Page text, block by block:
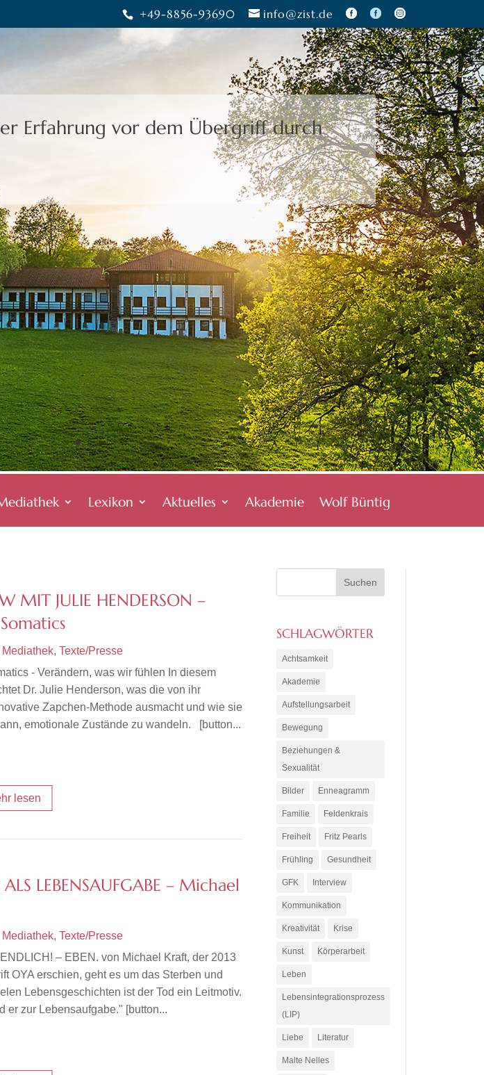
+49-8856-93690 info@zist.de
Freiheit,eine Wahl zu treffen.
Lexikon Aktuelles Akademie Wolf Büntig
MIT JULIE HENDERSON –
Mediathek, Texte/Presse
- Verändern, was wir fühlen In diesem
Dr. Julie Henderson, was die von ihr
Zapchen-Methode ausmacht und wie sie
emotionale Zustände zu wandeln. [button...
lesen
LEBENSAUFGABE – Michael
Mediathek, Texte/Presse
ENDLICH! – EBEN. von Michael Kraft, der 2013
OYA erschien, geht es um das Sterben und
Lebensgeschichten ist der Tod ein Leitmotiv.
er zur Lebensaufgabe." [button...
SCHLAGWÖRTER
Achtsamkeit
Akademie
Aufstellungsarbeit
Bewegung
Beziehungen &
Sexualität
Bilder Enneagramm
Familie Feldenkrais
Freiheit Fritz Pearls
Frühling Gesundheit
GFK Interview
Kommunikation
Kreativität Krise
Kunst Körperarbeit
Leben
Lebensintegrationsprozess
(LIP)
Liebe Literatur
Malte Nelles